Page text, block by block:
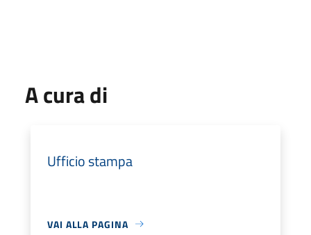
A cura di
Ufficio stampa
VAI ALLA PAGINA